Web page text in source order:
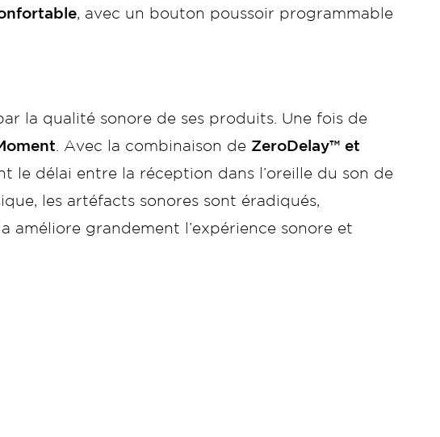
, avec un bouton poussoir programmable
la qualité sonore de ses produits. Une fois de
. Avec la combinaison de ZeroDelay™ et
le délai entre la réception dans l’oreille du son de
les artéfacts sonores sont éradiqués,
améliore grandement l’expérience sonore et